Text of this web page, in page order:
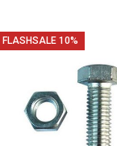
FLASHSALE 10%